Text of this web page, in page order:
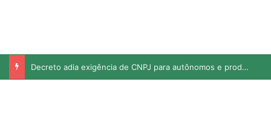
Decreto adia exigência de CNPJ para autônomos e produtores rurais